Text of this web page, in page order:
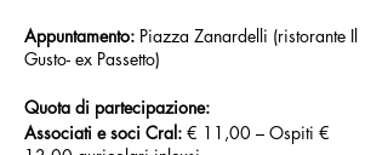
Appuntamento: Piazza Zanardelli (ristorante Il
Gusto- ex Passetto)
Quota di partecipazione:
Associati e soci Cral: € 11,00 – Ospiti €